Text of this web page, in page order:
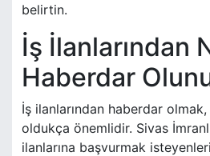
belirtin.
İş İlanlarından
Haberdar
İş ilanlarından haberdar
oldukça önemlidir. Sivas
ilanlarına başvurmak